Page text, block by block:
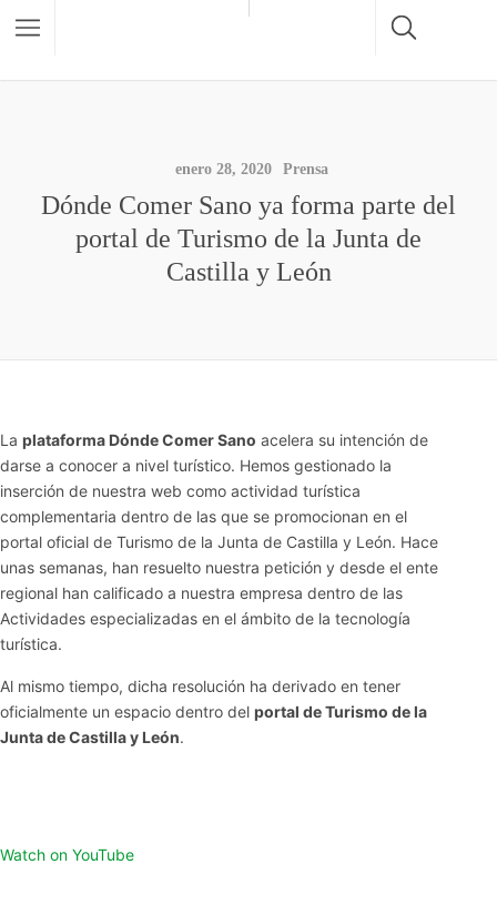
enero 28, 2020 Prensa
Dónde Comer Sano ya forma parte del
portal de Turismo de la Junta de
Castilla y León
La plataforma Dónde Comer Sano acelera su intención de
darse a conocer a nivel turístico. Hemos gestionado la
inserción de nuestra web como actividad turística
complementaria dentro de las que se promocionan en el
portal oficial de Turismo de la Junta de Castilla y León. Hace
unas semanas, han resuelto nuestra petición y desde el ente
regional han calificado a nuestra empresa dentro de las
Actividades especializadas en el ámbito de la tecnología
turística.
Al mismo tiempo, dicha resolución ha derivado en tener
oficialmente un espacio dentro del portal de Turismo de la
Junta de Castilla y León.
Watch on YouTube